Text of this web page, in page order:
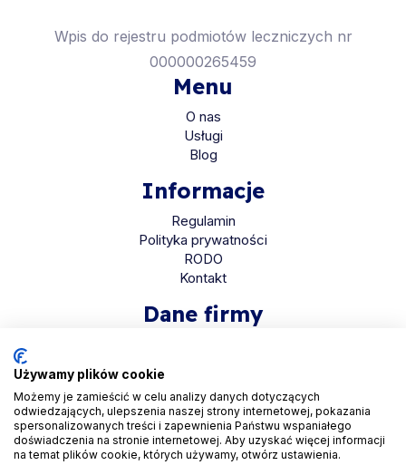
Wpis do rejestru podmiotów leczniczych nr
000000265459
Menu
O nas
Usługi
Blog
Informacje
Regulamin
Polityka prywatności
RODO
Kontakt
Dane firmy
ul. Bolkowska 2D
01-466 Warszawa
KRS 0001048558
REGON 525935069
Używamy plików cookie
Możemy je zamieścić w celu analizy danych dotyczących
odwiedzających, ulepszenia naszej strony internetowej, pokazania
spersonalizowanych treści i zapewnienia Państwu wspaniałego
doświadczenia na stronie internetowej. Aby uzyskać więcej informacji
na temat plików cookie, których używamy, otwórz ustawienia.